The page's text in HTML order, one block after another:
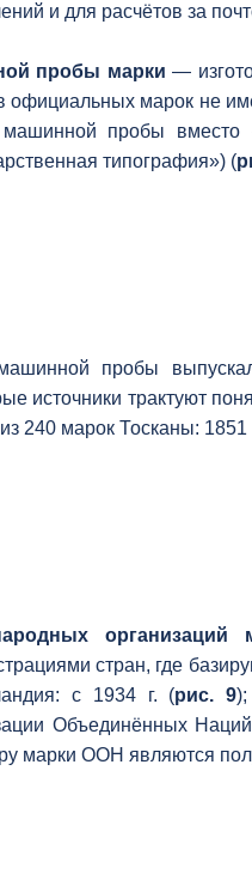
и для расчётов за
пробы марки —
официальных марок не
пробы вместо
типография») (
пробы
источники трактуют
240 марок Тосканы:
организаций
стран, где
с 1934 г. (рис. 9
Объединённых
марки ООН являются